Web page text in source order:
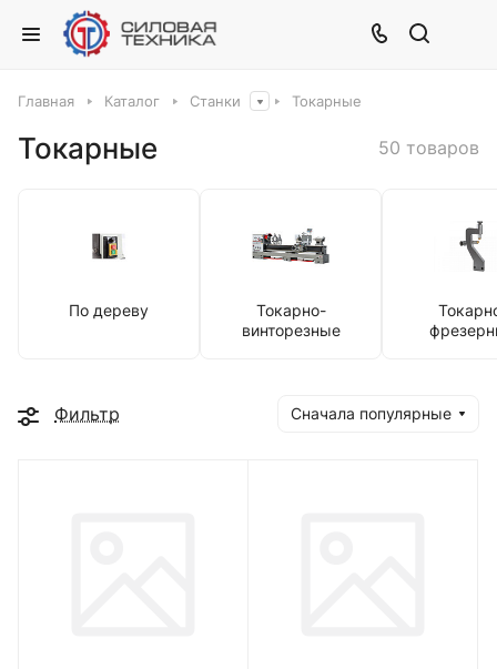
Главная Каталог Станки Токарные
Токарные 50 товаров
По дереву
Токарно-
винторезные
Фильтр Сначала популярные